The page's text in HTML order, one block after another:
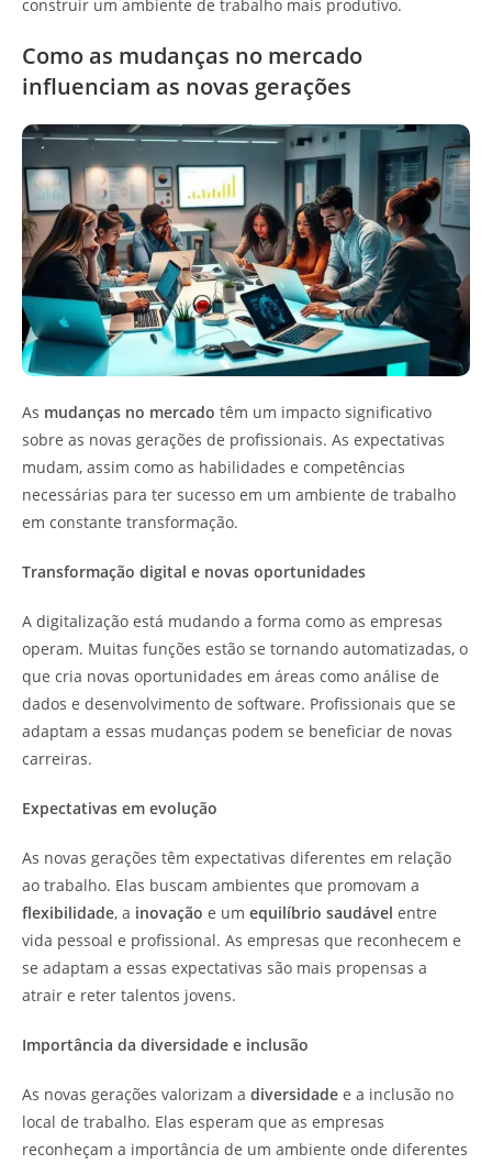
construir um ambiente de trabalho mais produtivo.
Como as mudanças no mercado
influenciam as novas gerações
As mudanças no mercado têm um impacto significativo
sobre as novas gerações de profissionais. As expectativas
mudam, assim como as habilidades e competências
necessárias para ter sucesso em um ambiente de trabalho
em constante transformação.
Transformação digital e novas oportunidades
A digitalização está mudando a forma como as empresas
operam. Muitas funções estão se tornando automatizadas, o
que cria novas oportunidades em áreas como análise de
dados e desenvolvimento de software. Profissionais que se
adaptam a essas mudanças podem se beneficiar de novas
carreiras.
Expectativas em evolução
As novas gerações têm expectativas diferentes em relação
ao trabalho. Elas buscam ambientes que promovam a
flexibilidade, a inovação e um equilíbrio saudável entre
vida pessoal e profissional. As empresas que reconhecem e
se adaptam a essas expectativas são mais propensas a
atrair e reter talentos jovens.
Importância da diversidade e inclusão
As novas gerações valorizam a diversidade e a inclusão no
local de trabalho. Elas esperam que as empresas
reconheçam a importância de um ambiente onde diferentes